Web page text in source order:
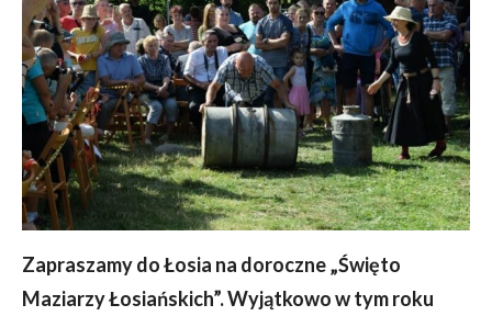
Zapraszamy do Łosia na doroczne „Święto
Maziarzy Łosiańskich”. Wyjątkowo w tym roku